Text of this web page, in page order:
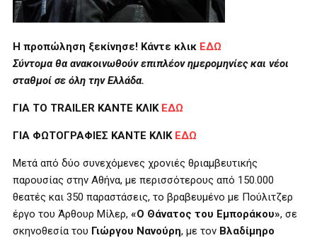
Η προπώληση ξεκίνησε! Κάντε κλικ ΕΔΩ
Σύντομα θα ανακοινωθούν επιπλέον ημερομηνίες και νέοι
σταθμοί σε όλη την Ελλάδα.
ΓΙΑ ΤΟ TRAILER ΚΑΝΤΕ ΚΛΙΚ ΕΔΩ
ΓΙΑ ΦΩΤΟΓΡΑΦΙΕΣ ΚΑΝΤΕ ΚΛΙΚ ΕΔΩ
Μετά από δύο συνεχόμενες χρονιές θριαμβευτικής
παρουσίας στην Αθήνα, με περισσότερους από 150.000
θεατές και 350 παραστάσεις, το βραβευμένο με Πούλιτζερ
έργο του Άρθουρ Μίλερ, «Ο Θάνατος του Εμποράκου», σε
σκηνοθεσία του Γιώργου Νανούρη, με τον Βλαδίμηρο